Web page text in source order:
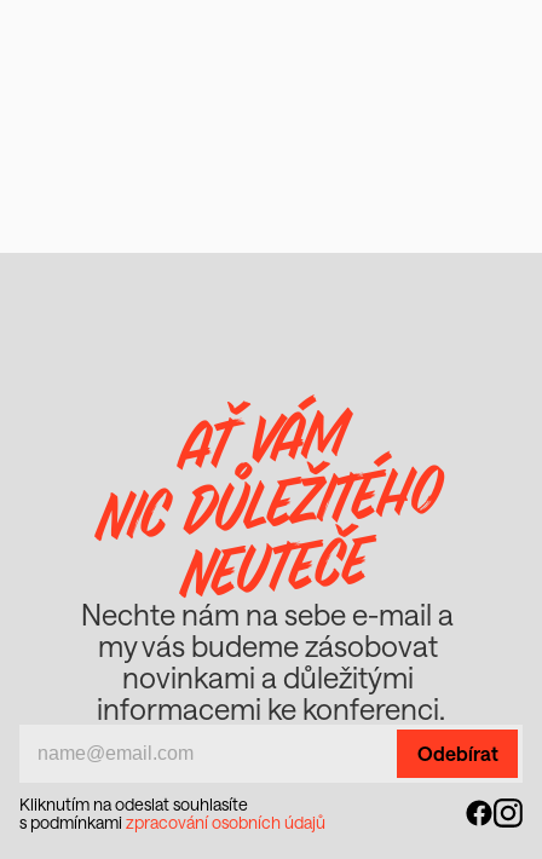
AŤ VÁM
NIC DŮLEŽITÉHO
NEUTEČE
Nechte nám na sebe e-mail a
my vás budeme zásobovat
novinkami a důležitými
informacemi ke konferenci.
Kliknutím na odeslat souhlasíte
s podmínkami zpracování osobních údajů